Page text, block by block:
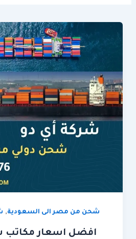
شحن من مصر الى السعودية,
افضل اسعار